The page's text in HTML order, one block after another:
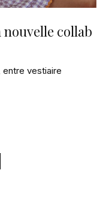
collab
entre vestiaire